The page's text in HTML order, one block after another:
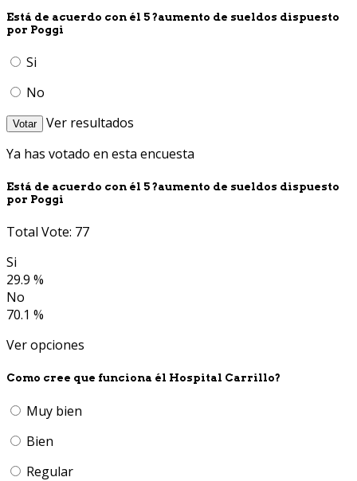
Está de acuerdo con él 5 ?aumento de sueldos dispuesto
por Poggi
Si
No
Votar
Ver resultados
Ya has votado en esta encuesta
Está de acuerdo con él 5 ?aumento de sueldos dispuesto
por Poggi
Total Vote: 77
Si
29.9 %
No
70.1 %
Ver opciones
Como cree que funciona él Hospital Carrillo?
Muy bien
Bien
Regular